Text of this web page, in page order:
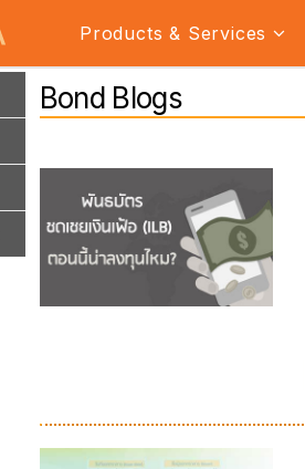
Products & Services
Bond Blogs